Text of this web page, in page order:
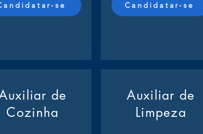
se
de
Cozinha
Candidatar-se
Auxiliar de
Limpeza